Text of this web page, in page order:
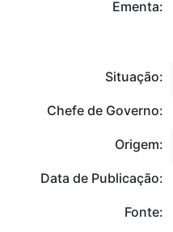
Ementa:
Situação:
Chefe de Governo:
Origem:
Data de Publicação:
Fonte: